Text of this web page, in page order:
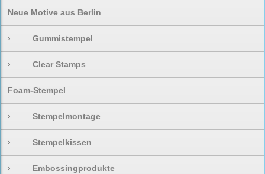
Neue Motive aus Berlin
› Gummistempel
› Clear Stamps
Foam-Stempel
› Stempelmontage
› Stempelkissen
› Embossingprodukte